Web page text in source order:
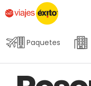
Paquetes
IN:
on: